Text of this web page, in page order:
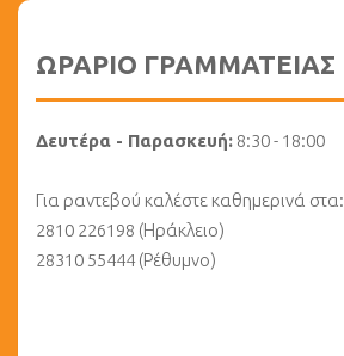
ΩΡΑΡΙΟ ΓΡΑΜΜΑΤΕΙΑΣ
Δευτέρα - Παρασκευή: 8:30 - 18:00
Για ραντεβού καλέστε καθημερινά στα:
2810 226198 (Ηράκλειο)
28310 55444 (Ρέθυμνο)